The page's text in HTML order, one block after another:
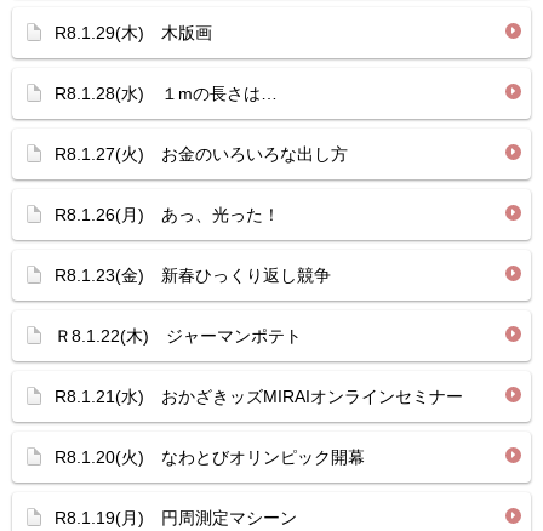
R8.1.29(木) 木版画
R8.1.28(水) １mの長さは…
R8.1.27(火) お金のいろいろな出し方
R8.1.26(月) あっ、光った！
R8.1.23(金) 新春ひっくり返し競争
Ｒ8.1.22(木) ジャーマンポテト
R8.1.21(水) おかざきッズMIRAIオンラインセミナー
R8.1.20(火) なわとびオリンピック開幕
R8.1.19(月) 円周測定マシーン